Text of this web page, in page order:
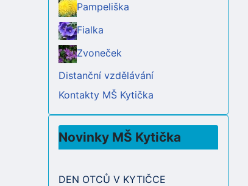
Pampeliška
Fialka
Zvoneček
Distanční vzdělávání
Kontakty MŠ Kytička
Novinky MŠ Kytička
DEN OTCŮ V KYTIČCE